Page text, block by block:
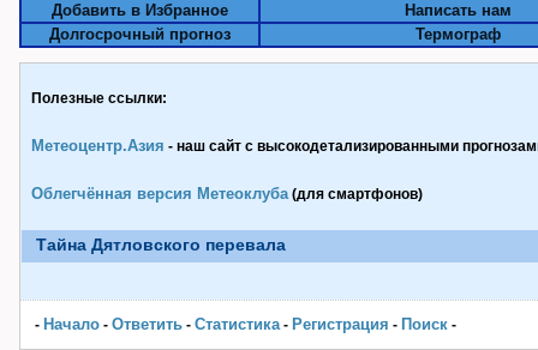
Добавить в Избранное
Написать нам
Долгосрочный прогноз
Термограф
Полезные ссылки:
Метеоцентр.Азия - наш сайт с высокодетализированными
Облегчённая версия Метеоклуба(для смартфонов)
Тайна Дятловского перевала
- Начало - Ответить - Статистика- Pегистрация - Поиск -